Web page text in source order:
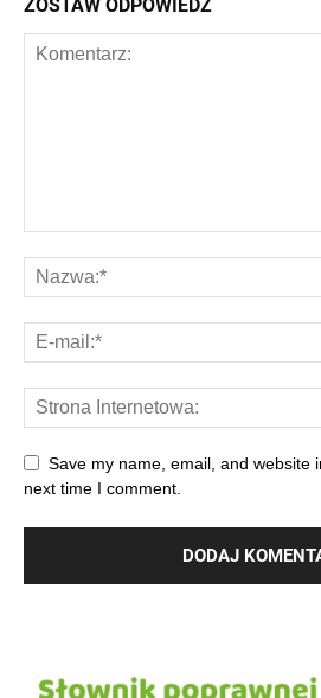
ZOSTAW ODPOWIEDŹ
Save my name, email, and website
next time I comment.